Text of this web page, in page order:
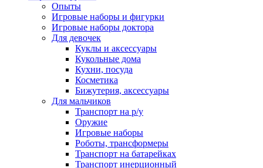
Опыты
Игровые наборы и фигурки
Игровые наборы доктора
Для девочек
Куклы и аксессуары
Кукольные дома
Кухни, посуда
Косметика
Бижутерия, аксессуары
Для мальчиков
Транспорт на р/у
Оружие
Игровые наборы
Роботы, трансформеры
Транспорт на батарейках
Транспорт инерционный